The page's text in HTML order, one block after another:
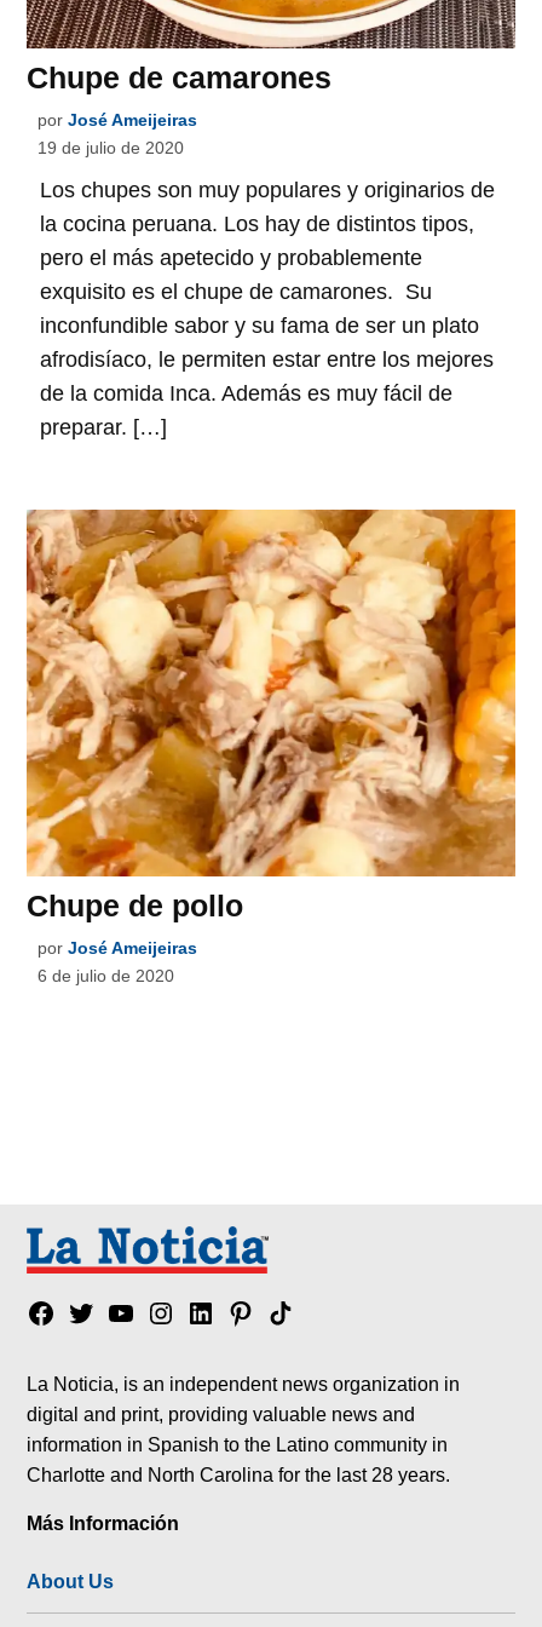
Chupe de camarones
por José Ameijeiras
19 de julio de 2020
Los chupes son muy populares y originarios de
la cocina peruana. Los hay de distintos tipos,
pero el más apetecido y probablemente
exquisito es el chupe de camarones. Su
inconfundible sabor y su fama de ser un plato
afrodisíaco, le permiten estar entre los mejores
de la comida Inca. Además es muy fácil de
preparar. […]
Chupe de pollo
por José Ameijeiras
6 de julio de 2020
Facebook
TwitterYouTubeInstagram
LinkedinPinterest
Tik
La Noticia, is an independent news organization in
digital and print, providing valuable news and
information in Spanish to the Latino community in
Charlotte and North Carolina for the last 28 years.
Más Información
About Us